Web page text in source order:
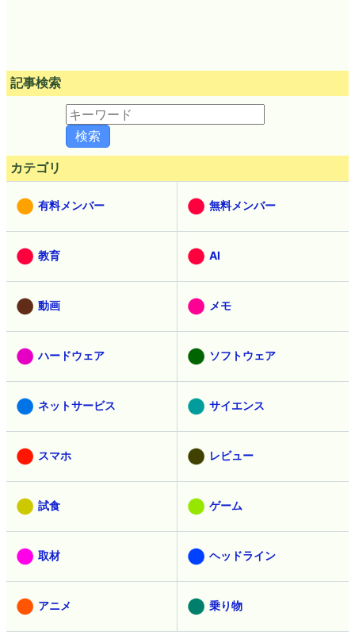
記事検索
カテゴリ
有料メンバー 無料メンバー
教育 AI
動画 メモ
ハードウェア ソフトウェア
ネットサービス サイエンス
スマホ レビュー
試食 ゲーム
取材 ヘッドライン
アニメ 乗り物